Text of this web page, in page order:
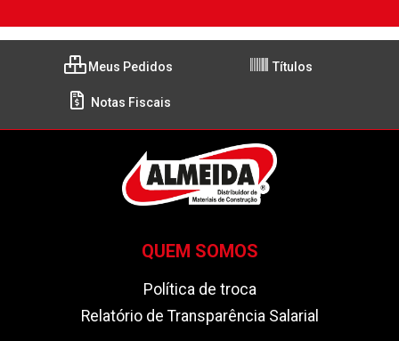
Meus Pedidos Títulos
Notas Fiscais
QUEM SOMOS
Política de troca
Relatório de Transparência Salarial